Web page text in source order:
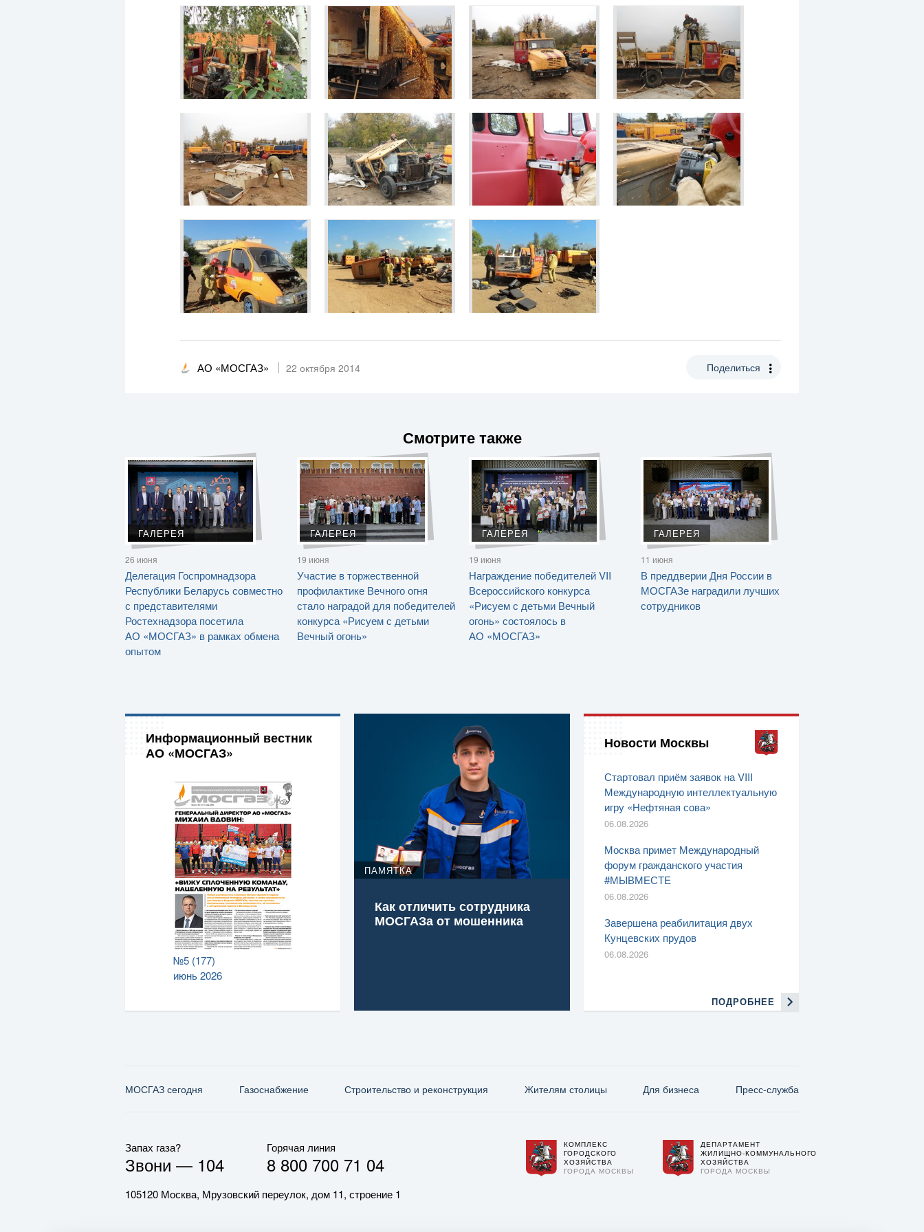
АО «МОСГАЗ» 22 октября 2014 Поделиться
Смотрите также
ГАЛЕРЕЯ
26 июня
Делегация Госпромнадзора
Республики Беларусь совместно
с представителями
Ростехнадзора посетила
АО «МОСГАЗ» в рамках обмена
опытом
ГАЛЕРЕЯ
19 июня
Участие в торжественной
профилактике Вечного огня
стало наградой для победителей
конкурса «Рисуем с детьми
Вечный огонь»
ГАЛЕРЕЯ
19 июня
Награждение победителей VII
Всероссийского конкурса
«Рисуем с детьми Вечный
огонь» состоялось в
АО «МОСГАЗ»
ГАЛЕРЕЯ
11 июня
В преддверии Дня России в
МОСГАЗе наградили лучших
сотрудников
Информационный вестник
АО «МОСГАЗ»
№5 (177)
июнь 2026
ПАМЯТКА
Как отличить сотрудника
МОСГАЗа от мошенника
Новости Москвы
Стартовал приём заявок на VIII
Международную интеллектуальную
игру «Нефтяная сова»
06.08.2026
Москва примет Международный
форум гражданского участия
#МЫВМЕСТЕ
06.08.2026
Завершена реабилитация двух
Кунцевских прудов
06.08.2026
ПОДРОБНЕЕ
МОСГАЗ сегодня Газо­снабжение Строительство и реконструкция Жителям столицы Для бизнеса Пресс-служба
Запах газа?
Звони — 104
Горячая линия
8 800 700 71 04
105120 Москва, Мрузовский переулок, дом 11, строение 1
КОМПЛЕКС
ГОРОДСКОГО
ХОЗЯЙСТВА
ГОРОДА МОСКВЫ
ДЕПАРТАМЕНТ
ЖИЛИЩНО-КОММУНАЛЬНОГО
ХОЗЯЙСТВА
ГОРОДА МОСКВЫ